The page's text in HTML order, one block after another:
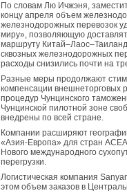
По словам Лю Ичжэня,
концу апреля объем
железнодорожных перевозок
миру», позволяющую
маршруту
сквозных железнодорожных
расходы снизились почти на
Разные меры продолжают
компенсации внешнеторговых
процедур Чунцинского
Чунцинской пилотной зоне
внедрены по всей стране.
Компании расширяют
«Азия-Европа» для стран
Нового международного
перегрузки.
Логистическая компания
этом объем заказов в